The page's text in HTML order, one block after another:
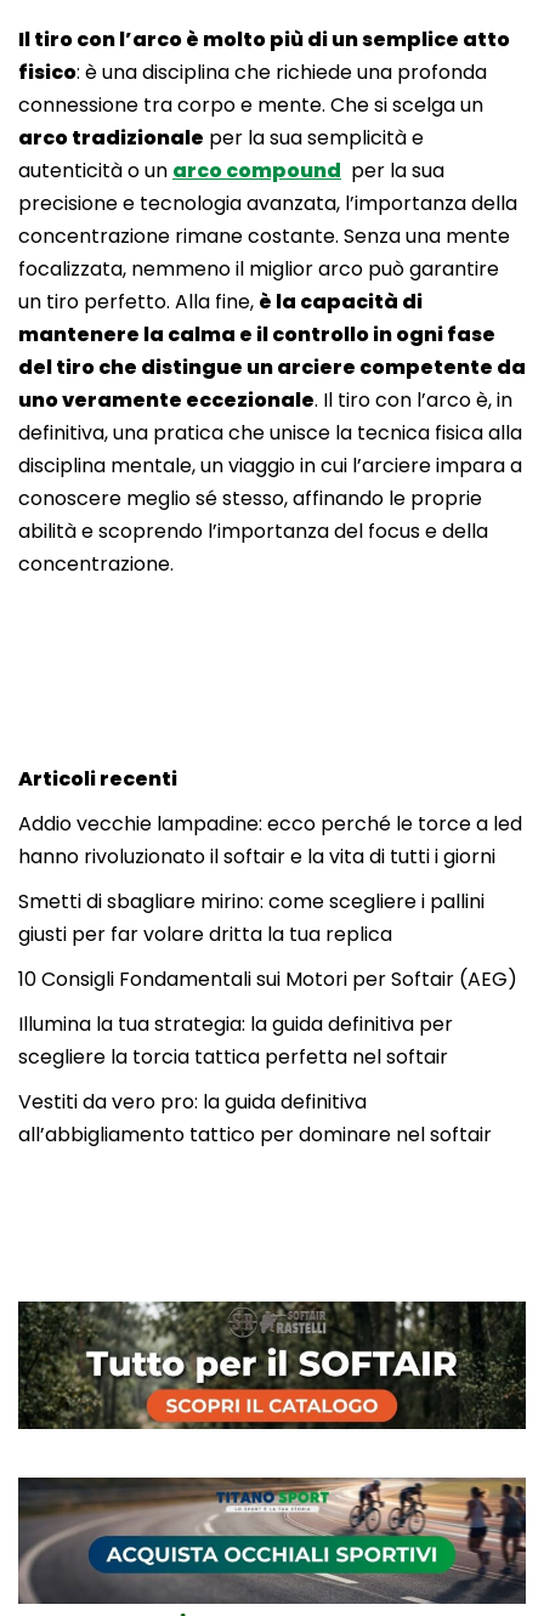
Il tiro con l’arco è molto più di un semplice atto
fisico: è una disciplina che richiede una profonda
connessione tra corpo e mente. Che si scelga un
arco tradizionale per la sua semplicità e
autenticità o un arco compound per la sua
precisione e tecnologia avanzata, l’importanza della
concentrazione rimane costante. Senza una mente
focalizzata, nemmeno il miglior arco può garantire
un tiro perfetto. Alla fine, è la capacità di
mantenere la calma e il controllo in ogni fase
del tiro che distingue un arciere competente da
uno veramente eccezionale. Il tiro con l’arco è, in
definitiva, una pratica che unisce la tecnica fisica alla
disciplina mentale, un viaggio in cui l’arciere impara a
conoscere meglio sé stesso, affinando le proprie
abilità e scoprendo l’importanza del focus e della
concentrazione.
Articoli recenti
Addio vecchie lampadine: ecco perché le torce a led
hanno rivoluzionato il softair e la vita di tutti i giorni
Smetti di sbagliare mirino: come scegliere i pallini
giusti per far volare dritta la tua replica
10 Consigli Fondamentali sui Motori per Softair (AEG)
Illumina la tua strategia: la guida definitiva per
scegliere la torcia tattica perfetta nel softair
Vestiti da vero pro: la guida definitiva
all’abbigliamento tattico per dominare nel softair